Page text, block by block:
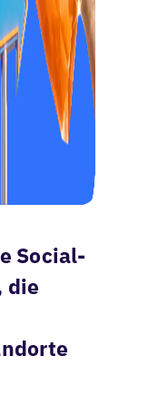
Social-
die